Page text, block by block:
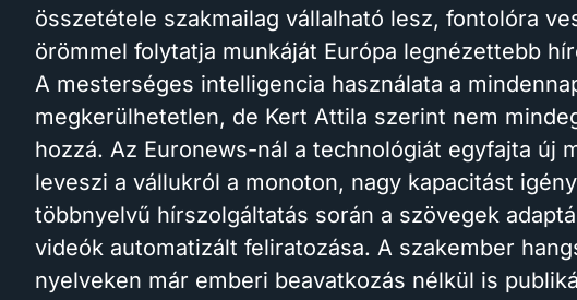
összetétele szakmailag vállalható lesz, fontolóra
örömmel folytatja munkáját Európa legnézettebb
A mesterséges intelligencia használata a
megkerülhetetlen, de Kert Attila szerint nem
hozzá. Az Euronews-nál a technológiát egyfajta új
leveszi a vállukról a monoton, nagy kapacitást
többnyelvű hírszolgáltatás során a szövegek
videók automatizált feliratozása. A szakember
nyelveken már emberi beavatkozás nélkül is